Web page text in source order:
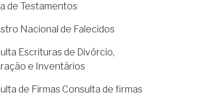
de Testamentos
Nacional de Falecidos
Escrituras de Divórcio,
e Inventários
de Firmas Consulta de firmas